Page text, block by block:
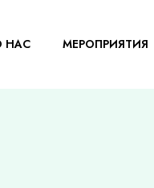
НАС МЕРОПРИЯТИЯ